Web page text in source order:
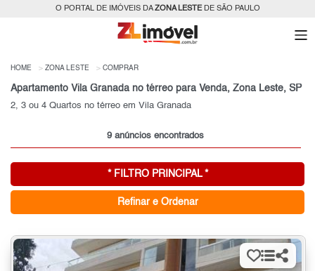
O PORTAL DE IMÓVEIS DAZONA LESTEDE SÃO PAULO
HOME ZONA LESTE COMPRAR
Apartamento Vila Granada no térreo para Venda, Zona Leste, SP
2, 3 ou 4 Quartos no térreo em Vila Granada
9 anúncios encontrados
* FILTRO PRINCIPAL *
Refinar e Ordenar